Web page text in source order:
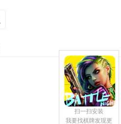
扫一扫安装
我要找棋牌发现更